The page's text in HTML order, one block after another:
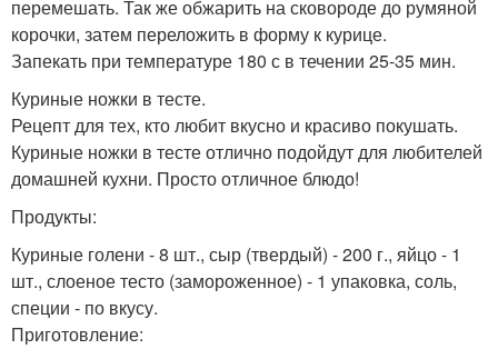
перемешать. Так же обжарить на сковороде до румяной
корочки, затем переложить в форму к курице.
Запекать при температуре 180 с в течении 25-35 мин.
Куриные ножки в тесте.
Рецепт для тех, кто любит вкусно и красиво покушать.
Куриные ножки в тесте отлично подойдут для любителей
домашней кухни. Просто отличное блюдо!
Продукты:
Куриные голени - 8 шт., сыр (твердый) - 200 г., яйцо - 1
шт., слоеное тесто (замороженное) - 1 упаковка, соль,
специи - по вкусу.
Приготовление: